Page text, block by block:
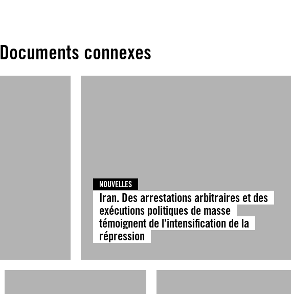
Documents connexes
NOUVELLES
Iran. Des arrestations arbitraires et des
exécutions politiques de masse
témoignent de l’intensification de la
répression